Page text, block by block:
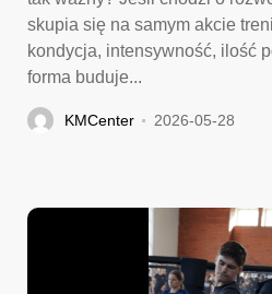
skupia się na samym akcie
kondycja, intensywność, ilość
forma buduje...
KMCenter 2026-05-28